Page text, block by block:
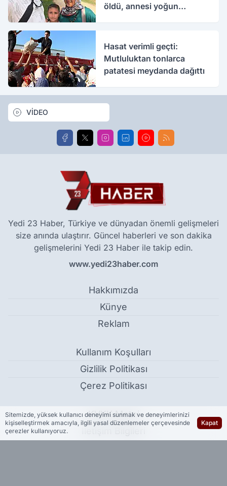
öldü, annesi yoğun
Hasat verimli geçti:
Mutluluktan tonlarca
patatesi meydanda dağıttı
VİDEO
Yedi 23 Haber, Türkiye ve dünyadan önemli gelişmeleri
size anında ulaştırır. Güncel haberleri ve son dakika
gelişmelerini Yedi 23 Haber ile takip edin.
www.yedi23haber.com
Hakkımızda
Künye
Reklam
Kullanım Koşulları
Gizlilik Politikası
Çerez Politikası
KVKK Metni
Sitemizde, yüksek kullanıcı deneyimi sunmak ve deneyimlerinizi
kişiselleştirmek amacıyla, ilgili yasal düzenlemeler çerçevesinde
çerezler kullanıyoruz.
Kapat